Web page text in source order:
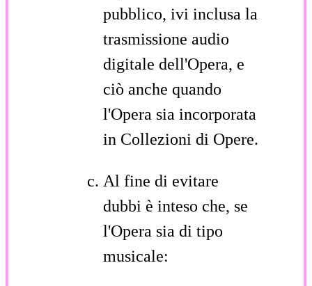
pubblico, ivi inclusa la
trasmissione audio
digitale dell'Opera, e
ciò anche quando
l'Opera sia incorporata
in Collezioni di Opere.
Al fine di evitare
dubbi è inteso che, se
l'Opera sia di tipo
musicale: